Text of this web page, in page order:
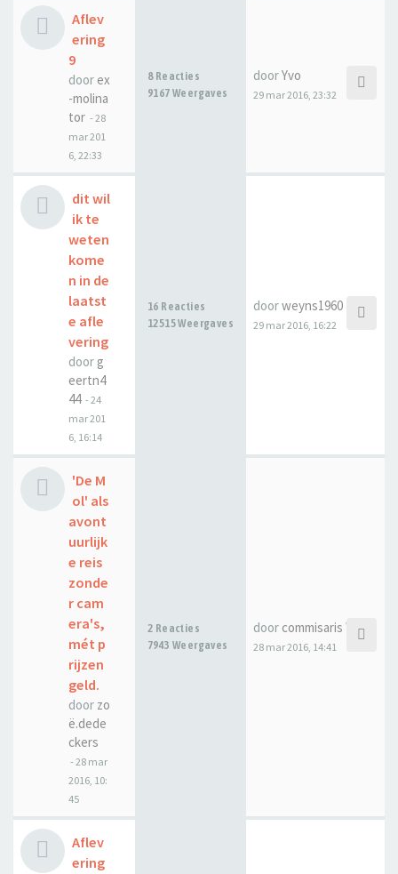
Aflev
ering
9
door ex
-molina
tor - 28
mar 201
6, 22:33
8 Reacties
9167 Weergaves
doorYvo
29 mar 2016, 23:32
dit wil
ik te
weten
kome
n in de
laatst
e afle
vering
door g
eertn4
44 - 24
mar 201
6, 16:14
16 Reacties
12515 Weergaves
doorweyns1960
29 mar 2016, 16:22
'De M
ol' als
avont
uurlijk
e reis
zonde
r cam
era's,
mét p
rijzen
geld.
door zo
ë.dede
ckers
- 28 mar
2016, 10:
45
2 Reacties
7943 Weergaves
door commisaris Witse
28 mar 2016, 14:41
Aflev
ering